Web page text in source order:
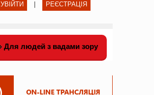
УВІЙТИ РЕЄСТРАЦІЯ
Для людей з вадами зору